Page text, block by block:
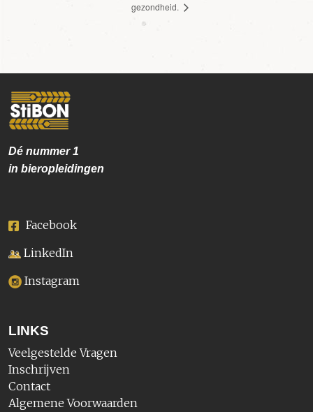
gezondheid.
Dé nummer1
in bieropleidingen
Facebook
LinkedIn
Instagram
LINKS
Veelgestelde Vragen
Inschrijven
Contact
Algemene Voorwaarden